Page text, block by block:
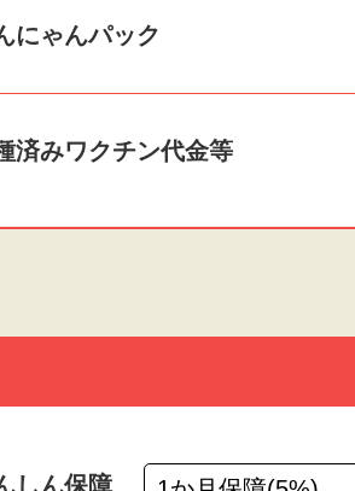
にゃんパック
済みワクチン代金等
しん保障